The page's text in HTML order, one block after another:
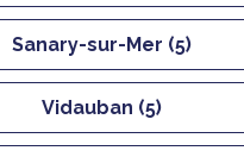
Sanary-sur-Mer (5)
Vidauban (5)